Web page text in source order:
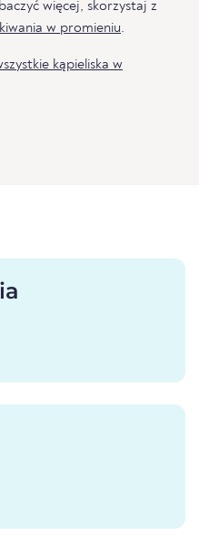
więcej, skorzystaj z
w promieniu.
kąpieliska w